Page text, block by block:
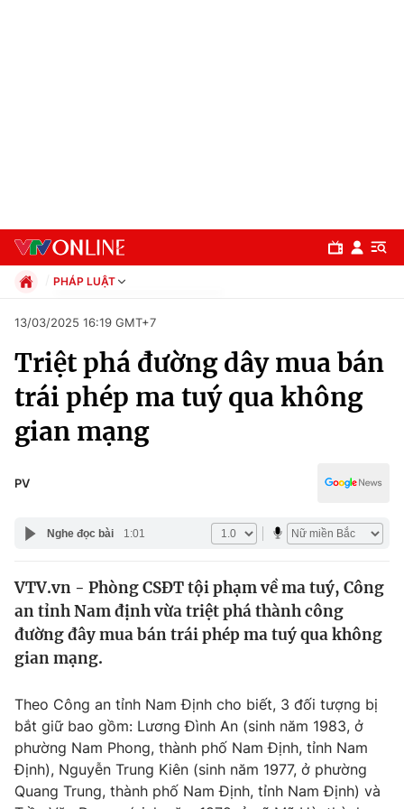
Chuyên mục
Chính trị
Thế giới
Tin tức
Câu chuyện quốc tế
Kinh tế
Tài chính
Thị trường
Góc doanh nghiệp
Dữ liệu và đời sống
Truyền hình
PHÁP LUẬT
Xã hội
Pháp luật
Kinh tế
Thể thao
Truyền hình
Văn hóa - Giải trí
Giáo dục
13/03/2025 16:19 GMT+7
Triệt phá đường dây mua bán
trái phép ma tuý qua không
gian mạng
PV
Nghe đọc bài 1:01
VTV.vn - Phòng CSĐT tội phạm về ma tuý, Công
an tỉnh Nam định vừa triệt phá thành công
đường đây mua bán trái phép ma tuý qua không
gian mạng.
Theo Công an tỉnh Nam Định cho biết, 3 đối tượng bị
bắt giữ bao gồm: Lương Đình An (sinh năm 1983, ở
phường Nam Phong, thành phố Nam Định, tỉnh Nam
Định), Nguyễn Trung Kiên (sinh năm 1977, ở phường
Quang Trung, thành phố Nam Định, tỉnh Nam Định) và